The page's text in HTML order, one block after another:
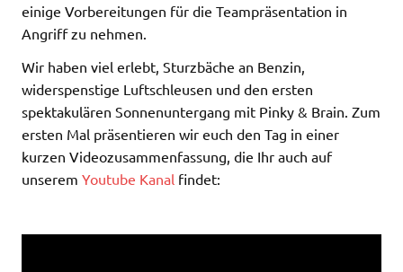
einige Vorbereitungen für die Teampräsentation in
Angriff zu nehmen.
Wir haben viel erlebt, Sturzbäche an Benzin,
widerspenstige Luftschleusen und den ersten
spektakulären Sonnenuntergang mit Pinky & Brain. Zum
ersten Mal präsentieren wir euch den Tag in einer
kurzen Videozusammenfassung, die Ihr auch auf
unserem Youtube Kanal findet: